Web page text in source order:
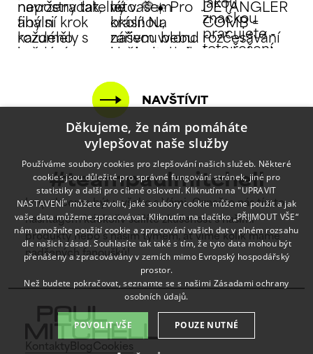
NAVŠTÍVIT
#teampaulmitchell
I my chceme být u všeho s Vámi. Označte nás tímto
hashtagem kdekoliv sdílíte zkušenost s našimi
produkty nebo s naším týmem, ať víme kolik máme
nadšených fanoušků!
Kontakty Blog Cookies
Děkujeme, že nám pomáháte
vylepšovat naše služby
Používáme soubory cookies pro zlepšování našich služeb. Některé
cookies jsou důležité pro správné fungování stránek, jiné pro
statistiky a další pro cílené oslovení. Kliknutím na "UPRAVIT
NASTAVENÍ" můžete zvolit, jaké soubory cookie můžeme použít a jak
vaše data můžeme zpracovávat. Kliknutím na tlačítko „PŘIJMOUT VŠE“
nám umožníte použití cookie a zpracování vašich dat v plném rozsahu
dle našich zásad. Souhlasíte tak také s tím, že tyto data mohou být
přenášeny a zpracovávány v zemích mimo Evropský hospodářský
prostor.
Než budete pokračovat, seznamte se s našimi Zásadami ochrany
osobních údajů.
POVOLIT VŠE POUZE NUTNÉ